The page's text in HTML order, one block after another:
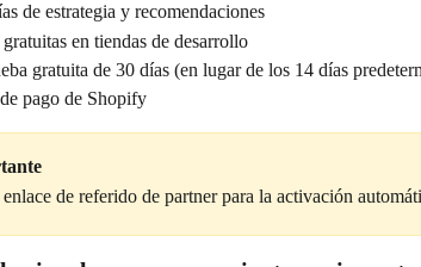
de estrategia y recomendaciones
gratuitas en tiendas de desarrollo
gratuita de 30 días (en lugar de los 14 días
pago de Shopify
de referido de partner para la activación